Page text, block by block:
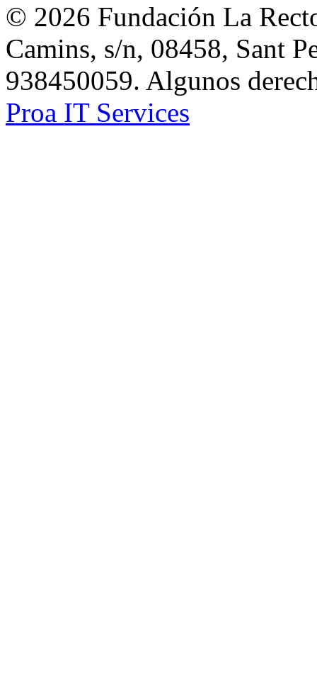
© 2026 Fundación La
Camins, s/n, 08458, Sant
938450059. Algunos
Proa IT Services